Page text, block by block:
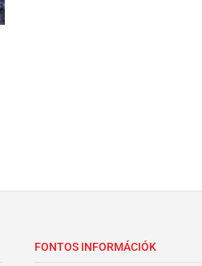
FONTOS INFORMÁCIÓK